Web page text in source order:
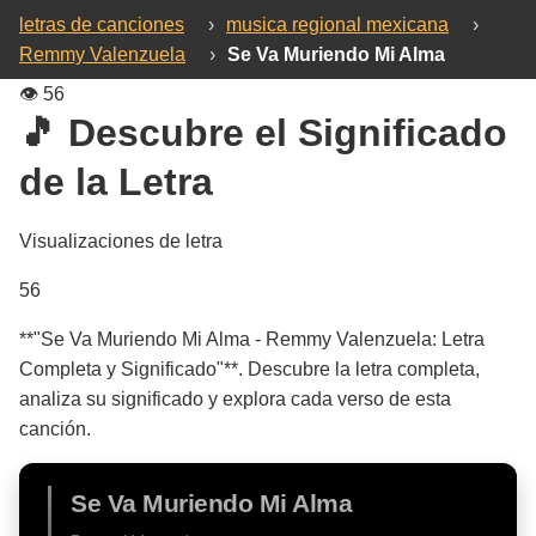
letras de canciones › musica regional mexicana
›
Remmy Valenzuela
› Se Va Muriendo Mi Alma
👁️ 56
🎵 Descubre el Significado
de la Letra
Visualizaciones de letra
56
**"Se Va Muriendo Mi Alma - Remmy Valenzuela: Letra
Completa y Significado"**. Descubre la letra completa,
analiza su significado y explora cada verso de esta
canción.
Se Va Muriendo Mi Alma